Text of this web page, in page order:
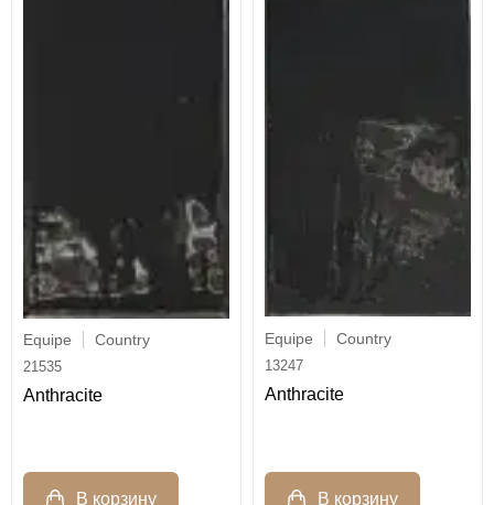
Equipe Country
21535
Anthracite
Equipe Country
13247
Anthracite